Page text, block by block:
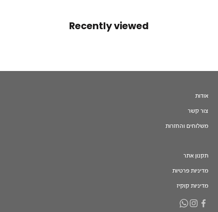
Recently viewed
אודות
צור קשר
משלוחים והחזרות
תקנון אתר
מדיניות פרטיות
מדיניות קוקיז